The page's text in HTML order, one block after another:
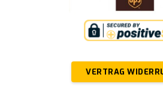
VERTRAG